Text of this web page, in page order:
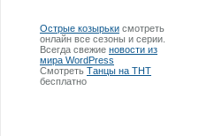
Острые козырьки смотреть
онлайн все сезоны и серии.
Всегда свежие новости из
мира WordPress
Смотреть Танцы на ТНТ
бесплатно